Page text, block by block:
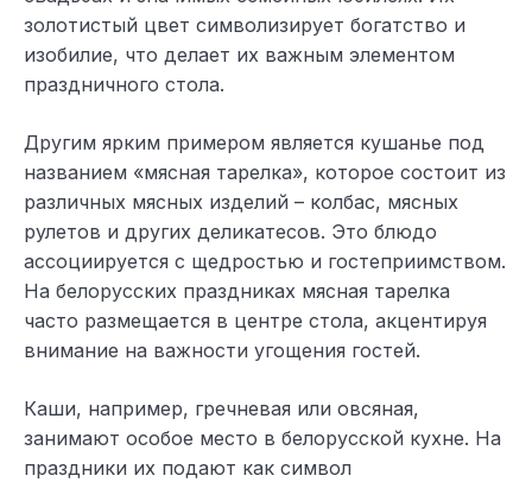
золотистый цвет символизирует богатство и
изобилие, что делает их важным элементом
праздничного стола.
Другим ярким примером является кушанье под
названием «мясная тарелка», которое состоит из
различных мясных изделий – колбас, мясных
рулетов и других деликатесов. Это блюдо
ассоциируется с щедростью и гостеприимством.
На белорусских праздниках мясная тарелка
часто размещается в центре стола, акцентируя
внимание на важности угощения гостей.
Каши, например, гречневая или овсяная,
занимают особое место в белорусской кухне. На
праздники их подают как символ